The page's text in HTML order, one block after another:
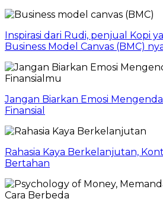
Inspirasi dari Rudi, penjual Kopi
Business Model Canvas (BMC)
Jangan Biarkan Emosi
Finansial
Rahasia Kaya Berkelanjutan,
Bertahan